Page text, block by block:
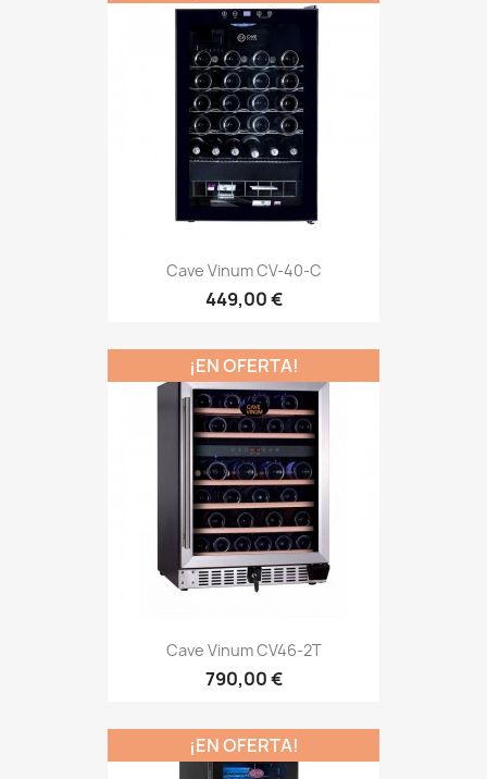
Cave Vinum CV-40-C
449,00 €
Cave Vinum CV46-2T
790,00 €
¡EN OFERTA!
¡EN OFERTA!